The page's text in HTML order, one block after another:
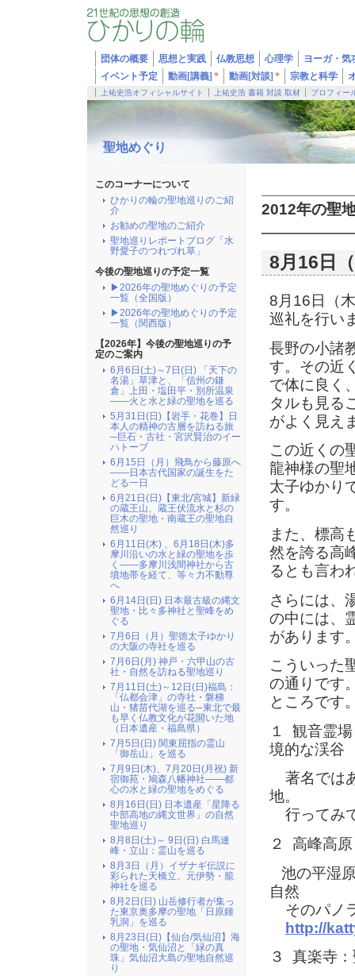
団体の概要 思想と実践 仏教思想 心理学
ヨーガ・気
イベント予定
動画[講義] * 動画[対談] * 宗教と科学
上祐史浩オフィシャルサイト 上祐史浩 書籍 対談 取材 プロフィー
聖地めぐり
2012年の聖
8月16日
8月16日（
巡礼を行い
長野の小諸
す。その近
で体に良く
タルも見る
がよく見え
この近くの
龍神様の聖
太子ゆかり
す。
また、標高
然を誇る高
るとも言わ
さらには、
の中には、
があります
こういった
の通りです
ところです
１ 観音霊
境的な渓谷
著名では
地。
行ってみ
２ 高峰高
池の平湿
自然
そのパノ
http://
３ 真楽寺
このコーナーについて
ひかりの輪の聖地巡りのご紹
介
お勧めの聖地のご紹介
聖地巡りレポートブログ「水
野愛子のつれづれ草」
今後の聖地巡りの予定一覧
▶2026年の聖地めぐりの予定
一覧（全国版）
▶2026年の聖地めぐりの予定
一覧（関西版）
【2026年】今後の聖地巡りの予
定のご案内
6月6日(土)～7日(日) 「天下の
名湯」草津と、「信州の鎌
倉」上田・塩田平・別所温泉
――火と水と緑の聖地を巡る
5月31日(日)【岩手・花巻】日
本人の精神の古層を訪ねる旅
─巨石・古社・宮沢賢治のイー
ハトーブ
6月15日（月）飛鳥から藤原へ
――日本古代国家の誕生をた
どる一日
6月21日(日)【東北/宮城】新緑
の蔵王山、蔵王伏流水と杉の
巨木の聖地・南蔵王の聖地自
然巡り
6月11日(木) 、6月18日(木)多
摩川沿いの水と緑の聖地を歩
く――多摩川浅間神社から古
墳地帯を経て、等々力不動尊
へ
6月14日(日) 日本最古級の縄文
聖地・比々多神社と聖峰をめ
ぐる
7月6日（月）聖徳太子ゆかり
の大阪の寺社を巡る
7月6日(月) 神戸・六甲山の古
社・自然を訪ねる聖地巡り
7月11日(土)～12日(日)福島：
「仏都会津」の寺社・磐梯
山・猪苗代湖を巡る─東北で最
も早く仏教文化が花開いた地
（日本遺産・福島県）
7月5日(日) 関東屈指の霊山
「御岳山」を巡る
7月9日(木)、7月20日(月祝) 新
宿御苑・鳩森八幡神社――都
心の水と緑の聖地をめぐる
8月16日(日) 日本遺産「星降る
中部高地の縄文世界」の自然
聖地巡り
8月8日(土)～ 9日(日) 白馬連
峰・立山：霊山を巡る
8月3日（月）イザナギ伝説に
彩られた天橋立、元伊勢・籠
神社を巡る
8月2日(日) 山岳修行者が集っ
た東京奥多摩の聖地「日原鍾
乳洞」を巡る
8月23日(日)【仙台/気仙沼】海
の聖地・気仙沼と「緑の真
珠」気仙沼大島の聖地自然巡
り